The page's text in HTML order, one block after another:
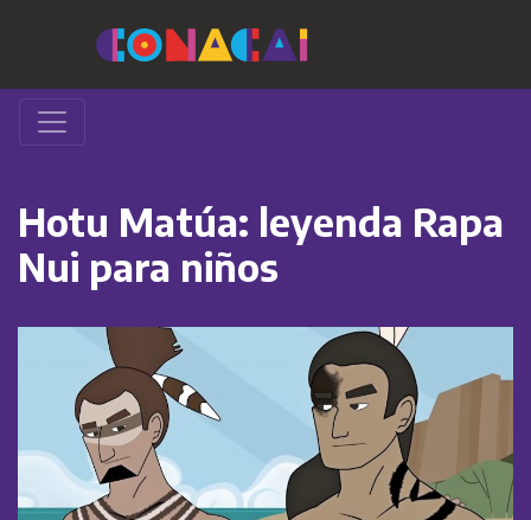
Hotu Matúa: leyenda Rapa
Nui para niños